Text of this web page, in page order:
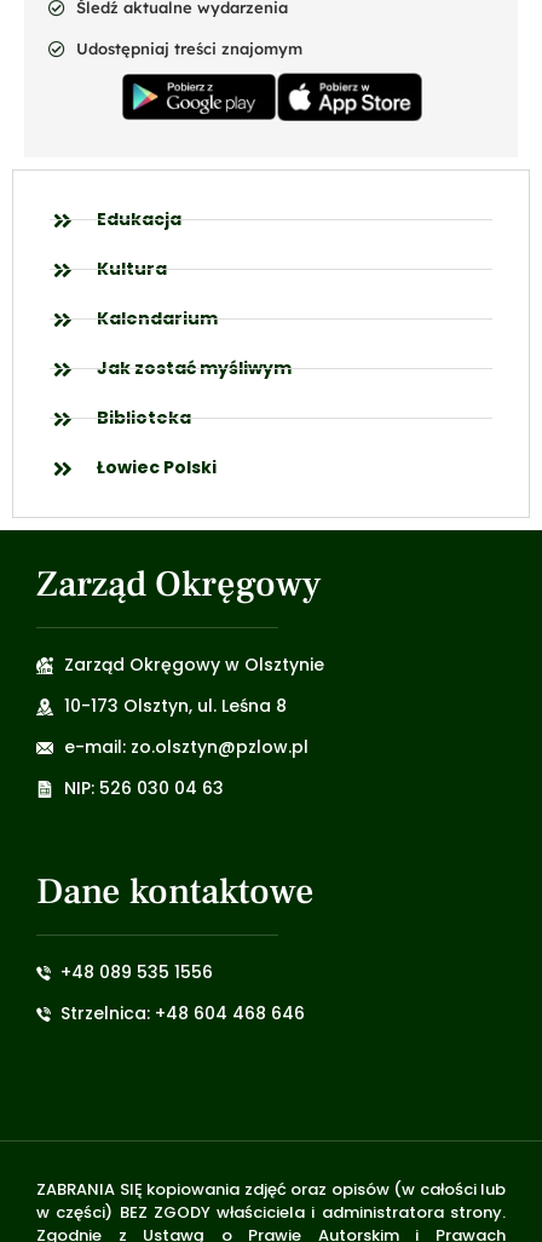
Śledź aktualne wydarzenia
Udostępniaj treści znajomym
Edukacja
Kultura
Kalendarium
Jak zostać myśliwym
Biblioteka
Łowiec Polski
Zarząd Okręgowy
Zarząd Okręgowy w Olsztynie
10-173 Olsztyn, ul. Leśna 8
e-mail: zo.olsztyn@pzlow.pl
NIP: 526 030 04 63
Dane kontaktowe
+48 089 535 1556
Strzelnica: +48 604 468 646
ZABRANIA SIĘ kopiowania zdjęć oraz opisów (w całości lub
w części) BEZ ZGODY właściciela i administratora strony.
Zgodnie z Ustawą o Prawie Autorskim i Prawach